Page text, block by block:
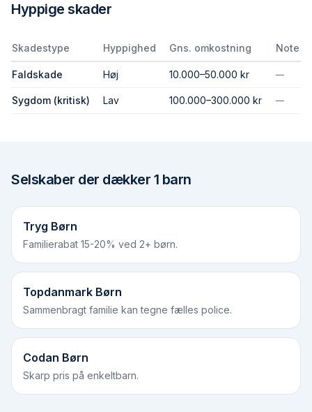
Hyppige skader
Skadestype Hyppighed Gns. omkostning Note
Faldskade Høj 10.000–50.000 kr —
Sygdom (kritisk) Lav 100.000–300.000 kr —
Selskaber der dækker 1 barn
Tryg Børn
Familierabat 15-20% ved 2+ børn.
Topdanmark Børn
Sammenbragt familie kan tegne fælles police.
Codan Børn
Skarp pris på enkeltbarn.